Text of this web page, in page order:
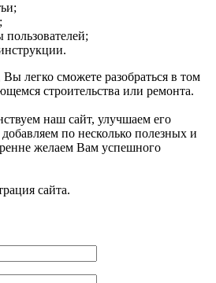
легко сможете разобраться в том
строительства или ремонта.
наш сайт, улучшаем его
по несколько полезных и
желаем Вам успешного
сайта.